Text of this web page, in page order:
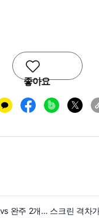
좋아요
완주 2개… 스크린 격차